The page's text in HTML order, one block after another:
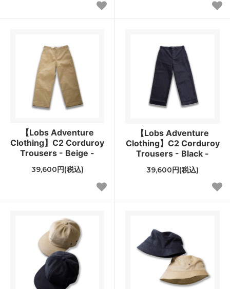
【Lobs Adventure
Clothing】C2 Corduroy
Trousers - Beige -
39,600円(税込)
【Lobs Adventure
Clothing】C2 Corduroy
Trousers - Black -
39,600円(税込)